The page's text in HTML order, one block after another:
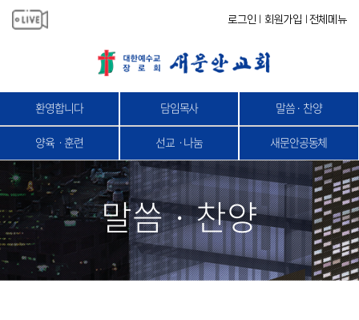
로그인 회원가입 전체메뉴
환영합니다 담임목사 말씀 · 찬양
양육ㆍ훈련 선교ㆍ나눔 새문안공동체
말씀 · 찬양